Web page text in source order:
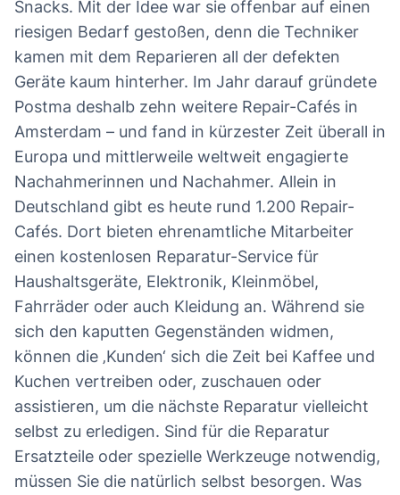
Snacks. Mit der Idee war sie offenbar auf einen
riesigen Bedarf gestoßen, denn die Techniker
kamen mit dem Reparieren all der defekten
Geräte kaum hinterher. Im Jahr darauf gründete
Postma deshalb zehn weitere Repair-Cafés in
Amsterdam – und fand in kürzester Zeit überall in
Europa und mittlerweile weltweit engagierte
Nachahmerinnen und Nachahmer. Allein in
Deutschland gibt es heute rund 1.200 Repair-
Cafés. Dort bieten ehrenamtliche Mitarbeiter
einen kostenlosen Reparatur-Service für
Haushaltsgeräte, Elektronik, Kleinmöbel,
Fahrräder oder auch Kleidung an. Während sie
sich den kaputten Gegenständen widmen,
können die ‚Kunden‘ sich die Zeit bei Kaffee und
Kuchen vertreiben oder, zuschauen oder
assistieren, um die nächste Reparatur vielleicht
selbst zu erledigen. Sind für die Reparatur
Ersatzteile oder spezielle Werkzeuge notwendig,
müssen Sie die natürlich selbst besorgen. Was